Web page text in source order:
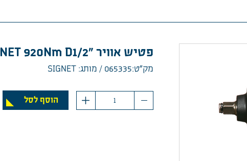
פטיש אוויר "SIGNET 920Nm D1/2
מק”ט:065335 מותג: SIGNET
הוסף לסל